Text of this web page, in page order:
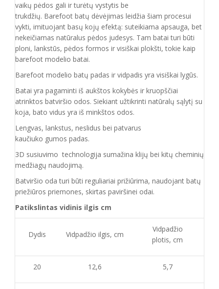
vaikų pėdos gali ir turėtų vystytis be
trukdžių. Barefoot batų dėvėjimas leidžia šiam procesui
vykti, imituojant basų kojų efektą: suteikiama apsauga, bet
nekeičiamas natūralus pėdos judesys. Tam batai turi būti
ploni, lankstūs, pėdos formos ir visiškai plokšti, tokie kaip
barefoot modelio batai.
Barefoot modelio batų padas ir vidpadis yra visiškai lygūs.
Batai yra pagaminti iš aukštos kokybės ir kruopščiai
atrinktos batviršio odos. Siekiant užtikrinti natūralų sąlytį su
koja, bato vidus yra iš minkštos odos.
Lengvas, lankstus, neslidus bei patvarus
kaučiuko gumos padas.
3D susiuvimo technologija sumažina klijų bei kitų cheminių
medžiagų naudojimą.
Batviršio oda turi būti reguliariai prižiūrima, naudojant batų
priežiūros priemones, skirtas paviršinei odai.
Patikslintas vidinis ilgis cm
Dydis Vidpadžio ilgis, cm
Vidpadžio
plotis, cm
20 12,6 5,7